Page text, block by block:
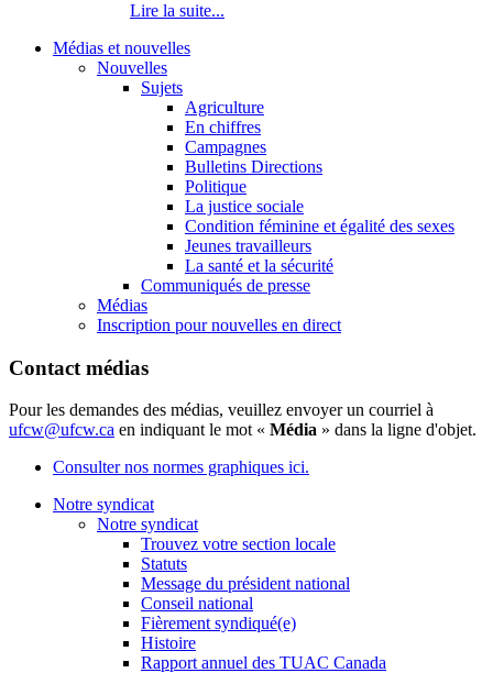
Lire la suite...
Médias et nouvelles
Nouvelles
Sujets
Agriculture
En chiffres
Campagnes
Bulletins Directions
Politique
La justice sociale
Condition féminine et égalité des sexes
Jeunes travailleurs
La santé et la sécurité
Communiqués de presse
Médias
Inscription pour nouvelles en direct
Contact médias
Pour les demandes des médias, veuillez envoyer un courriel à
ufcw@ufcw.ca en indiquant le mot « Média » dans la ligne d'objet.
Consulter nos normes graphiques ici.
Notre syndicat
Notre syndicat
Trouvez votre section locale
Statuts
Message du président national
Conseil national
Fièrement syndiqué(e)
Histoire
Rapport annuel des TUAC Canada